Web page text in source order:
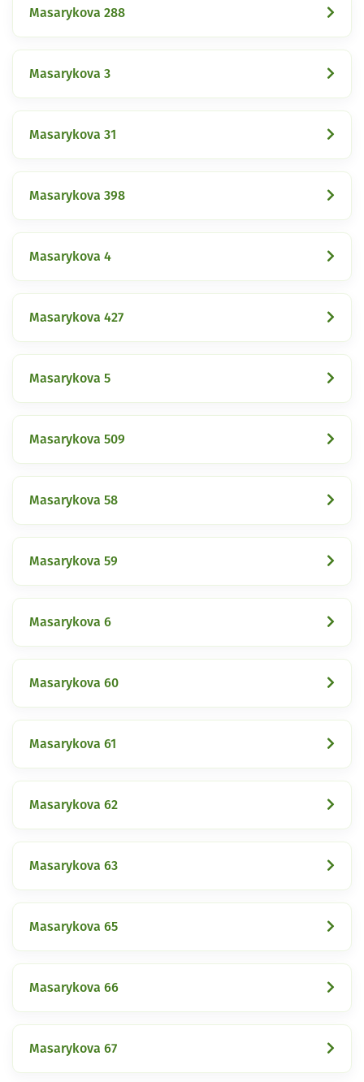
Masarykova 288
Masarykova 3
Masarykova 31
Masarykova 398
Masarykova 4
Masarykova 427
Masarykova 5
Masarykova 509
Masarykova 58
Masarykova 59
Masarykova 6
Masarykova 60
Masarykova 61
Masarykova 62
Masarykova 63
Masarykova 65
Masarykova 66
Masarykova 67